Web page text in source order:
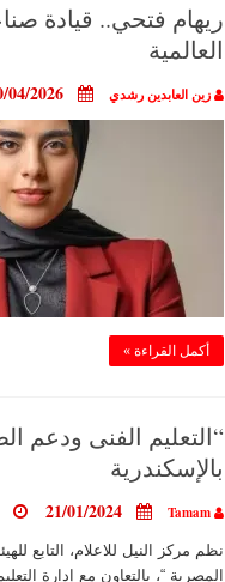
ريهام فتحي.. قيادة
العالمية
زين العابدين رشدي
أكمل القراءة »
“التعليم الفنى ودعم
بالإسكندرية
Tamam
نظم مركز النيل للاعلام، التابع
المصرية “، بالتعاون مع إدارة